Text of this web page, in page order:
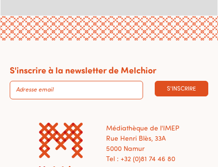
S'inscrire à la newsletter de Melchior
S'INSCRIRE
Médiathèque de l'IMEP
Rue Henri Blès, 33A
5000 Namur
Tel : +32 (0)81 74 46 80